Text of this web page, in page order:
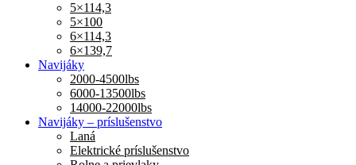
5×114,3
5×100
6×114,3
6×139,7
Navijáky
2000-4500lbs
6000-13500lbs
14000-22000lbs
Navijáky – príslušenstvo
Laná
Elektrické príslušenstvo